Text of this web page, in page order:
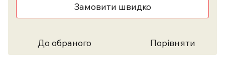
Замовити швидко
До обраного Порівняти